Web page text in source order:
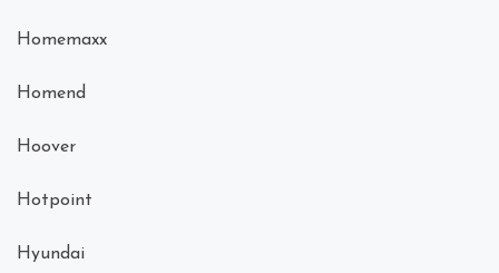
Homemaxx
Homend
Hoover
Hotpoint
Hyundai